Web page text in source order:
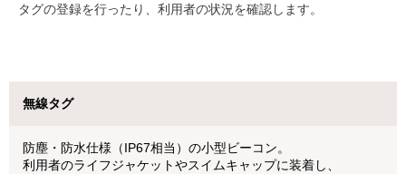
タグの登録を行ったり、利用者の状況を確認します。
無線タグ
防塵・防水仕様（IP67相当）の小型ビーコン。
利用者のライフジャケットやスイムキャップに装着し、